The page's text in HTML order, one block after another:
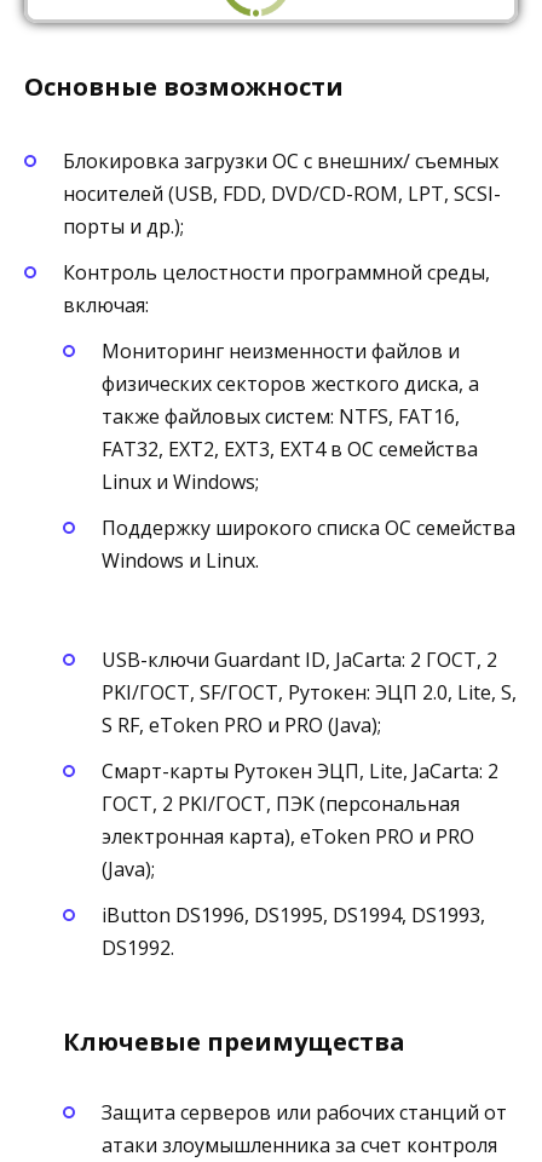
Основные возможности
Блокировка загрузки ОС с внешних/ съемных
носителей (USB, FDD, DVD/CD-ROM, LPT, SCSI-
порты и др.);
Контроль целостности программной среды,
включая:
Мониторинг неизменности файлов и
физических секторов жесткого диска, а
также файловых систем: NTFS, FAT16,
FAT32, EXT2, EXT3, EXT4 в ОС семейства
Linux и Windows;
Поддержку широкого списка ОС семейства
Windows и Linux.
USB-ключи Guardant ID, JaCarta: 2 ГОСТ, 2
PKI/ГОСТ, SF/ГОСТ, Рутокен: ЭЦП 2.0, Lite, S,
S RF, eToken PRO и PRO (Java);
Смарт-карты Рутокен ЭЦП, Lite, JaCarta: 2
ГОСТ, 2 PKI/ГОСТ, ПЭК (персональная
электронная карта), eToken PRO и PRO
(Java);
iButton DS1996, DS1995, DS1994, DS1993,
DS1992.
Ключевые преимущества
Защита серверов или рабочих станций от
атаки злоумышленника за счет контроля